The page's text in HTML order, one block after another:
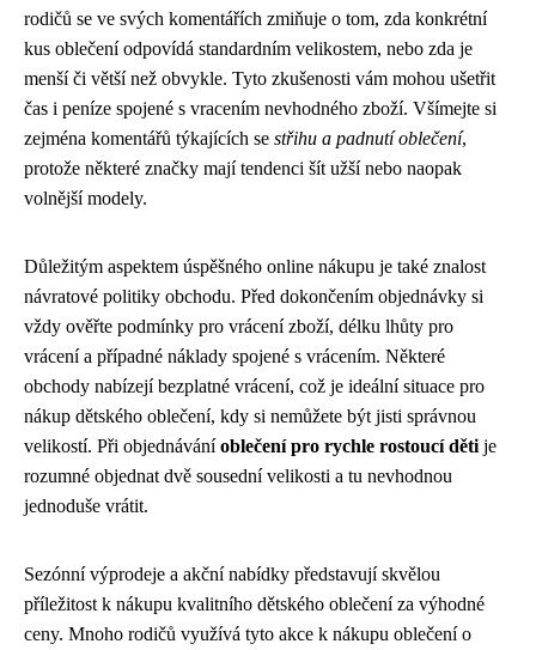
rodičů se ve svých komentářích zmiňuje o tom, zda konkrétní
kus oblečení odpovídá standardním velikostem, nebo zda je
menší či větší než obvykle. Tyto zkušenosti vám mohou ušetřit
čas i peníze spojené s vracením nevhodného zboží. Všímejte si
zejména komentářů týkajících se střihu a padnutí oblečení,
protože některé značky mají tendenci šít užší nebo naopak
volnější modely.
Důležitým aspektem úspěšného online nákupu je také znalost
návratové politiky obchodu. Před dokončením objednávky si
vždy ověřte podmínky pro vrácení zboží, délku lhůty pro
vrácení a případné náklady spojené s vrácením. Některé
obchody nabízejí bezplatné vrácení, což je ideální situace pro
nákup dětského oblečení, kdy si nemůžete být jisti správnou
velikostí. Při objednáváníoblečení pro rychle rostoucí děti je
rozumné objednat dvě sousední velikosti a tu nevhodnou
jednoduše vrátit.
Sezónní výprodeje a akční nabídky představují skvělou
příležitost k nákupu kvalitního dětského oblečení za výhodné
ceny. Mnoho rodičů využívá tyto akce k nákupu oblečení o